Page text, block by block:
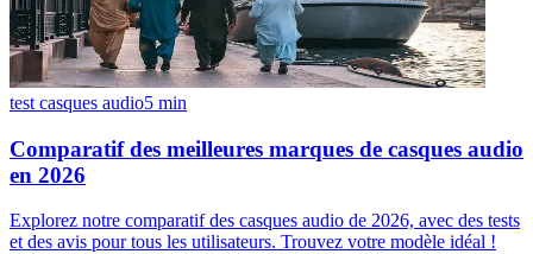
test casques audio5 min
Comparatif des meilleures marques de casques audio
en 2026
Explorez notre comparatif des casques audio de 2026, avec des tests
et des avis pour tous les utilisateurs. Trouvez votre modèle idéal !